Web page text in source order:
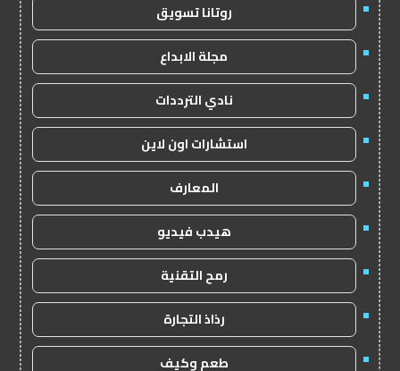
روتانا تسويق
مجلة الابداع
نادي الترددات
استشارات اون لاين
المعارف
هيدب فيديو
رمح التقنية
رذاذ التجارة
طعم وكيف